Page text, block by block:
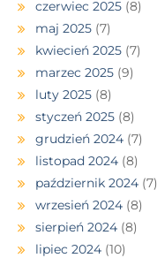
czerwiec 2025 (8)
maj 2025 (7)
kwiecień 2025 (7)
marzec 2025 (9)
luty 2025 (8)
styczeń 2025 (8)
grudzień 2024 (7)
listopad 2024 (8)
październik 2024 (7)
wrzesień 2024 (8)
sierpień 2024 (8)
lipiec 2024 (10)